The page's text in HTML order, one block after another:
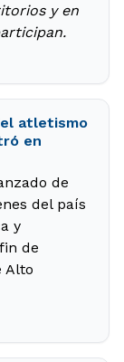
y en
atletismo
en
de
del país
y
de
Alto